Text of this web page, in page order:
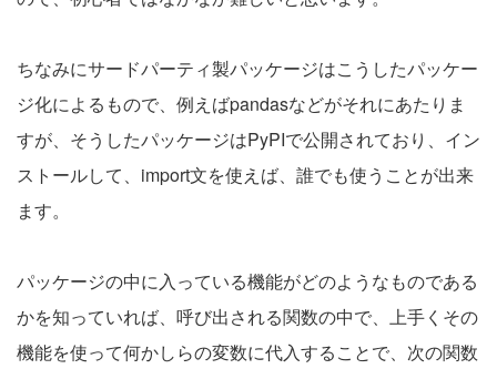
ちなみにサードパーティ製パッケージはこうしたパッケー
ジ化によるもので、例えばpandasなどがそれにあたりま
すが、そうしたパッケージはPyPIで公開されており、イン
ストールして、import文を使えば、誰でも使うことが出来
ます。
パッケージの中に入っている機能がどのようなものである
かを知っていれば、呼び出される関数の中で、上手くその
機能を使って何かしらの変数に代入することで、次の関数